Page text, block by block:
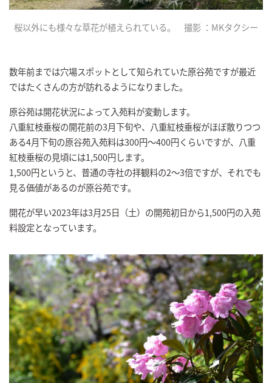
桜以外にも様々な草花が植えられている。 撮影 ：MKタクシー
数年前までは穴場スポットとして知られていた原谷苑ですが最近
ではたくさんの方が訪れるようになりました。
原谷苑は開花状況によって入苑料が変動します。
八重紅枝垂桜の開花前の3月下旬や、八重紅枝垂桜がほぼ散りつつ
ある4月下旬の原谷苑入苑料は300円～400円くらいですが、八重
紅枝垂桜の見頃には1,500円します。
1,500円というと、普通の寺社の拝観料の2～3倍ですが、それでも
見る価値があるのが原谷苑です。
開花が早い2023年は3月25日（土）の開苑初日から1,500円の入苑
料設定となっています。